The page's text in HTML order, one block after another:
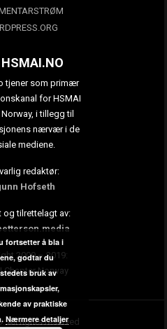
tjener som primær
for HSMAI
i tillegg til
nærvær i de
mediene.
redaktør:
Hofseth
og tilrettelagt av:
2009 – 2019:
Chapter Norway
All rights reserved
fortsetter å bla i
godtar du
bruk av
av praktiske
Nærmere detaljer